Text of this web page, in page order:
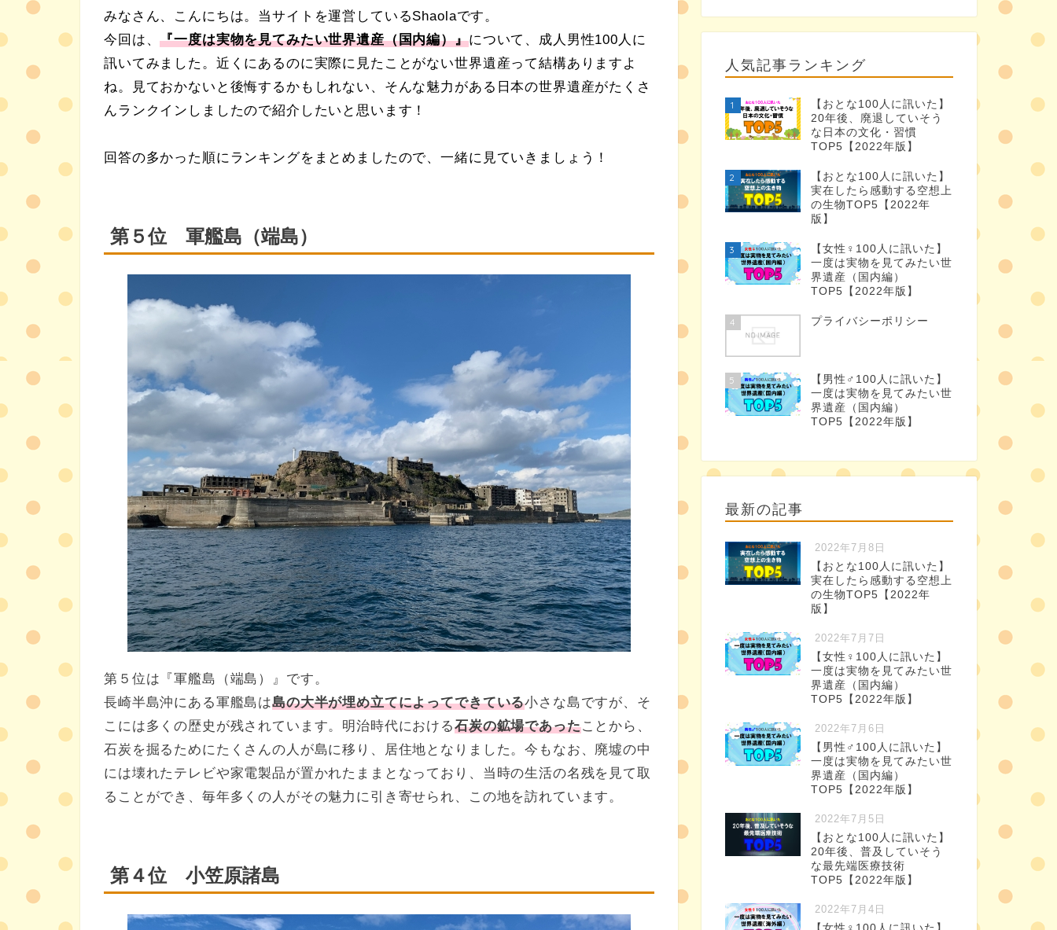
みなさん、こんにちは。当サイトを運営しているShaolaです。
今回は、『一度は実物を見てみたい世界遺産（国内編）』について、成人男性100人に
訊いてみました。近くにあるのに実際に見たことがない世界遺産って結構ありますよ
ね。見ておかないと後悔するかもしれない、そんな魅力がある日本の世界遺産がたくさ
んランクインしましたので紹介したいと思います！
回答の多かった順にランキングをまとめましたので、一緒に見ていきましょう！
第５位 軍艦島（端島）
第５位は『軍艦島（端島）』です。
長崎半島沖にある軍艦島は島の大半が埋め立てによってできている小さな島ですが、そ
こには多くの歴史が残されています。明治時代における石炭の鉱場であったことから、
石炭を掘るためにたくさんの人が島に移り、居住地となりました。今もなお、廃墟の中
には壊れたテレビや家電製品が置かれたままとなっており、当時の生活の名残を見て取
ることができ、毎年多くの人がその魅力に引き寄せられ、この地を訪れています。
第４位 小笠原諸島
人気記事ランキング
1
【おとな100人に訊いた】
20年後、廃退していそう
な日本の文化・習慣
TOP5【2022年版】
2
【おとな100人に訊いた】
実在したら感動する空想上
の生物TOP5【2022年
版】
3
【女性♀100人に訊いた】
一度は実物を見てみたい世
界遺産（国内編）
TOP5【2022年版】
4 プライバシーポリシー
5
【男性♂100人に訊いた】
一度は実物を見てみたい世
界遺産（国内編）
TOP5【2022年版】
最新の記事
2022年7月8日
【おとな100人に訊いた】
実在したら感動する空想上
の生物TOP5【2022年
版】
2022年7月7日
【女性♀100人に訊いた】
一度は実物を見てみたい世
界遺産（国内編）
TOP5【2022年版】
2022年7月6日
【男性♂100人に訊いた】
一度は実物を見てみたい世
界遺産（国内編）
TOP5【2022年版】
2022年7月5日
【おとな100人に訊いた】
20年後、普及していそう
な最先端医療技術
TOP5【2022年版】
2022年7月4日